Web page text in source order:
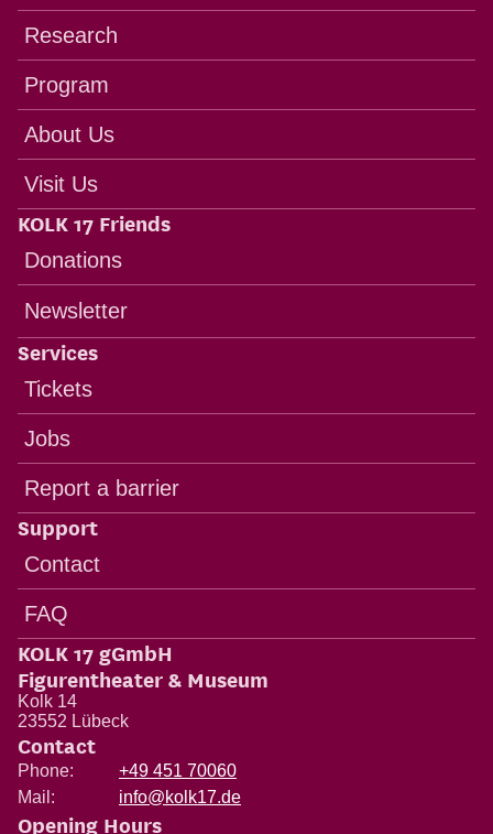
Research
Program
About Us
Visit Us
KOLK 17 Friends
Donations
Newsletter
Services
Tickets
Jobs
Report a barrier
Support
Contact
FAQ
KOLK 17 gGmbH
Figurentheater & Museum
Kolk 14
23552 Lübeck
Contact
Phone:
+49 451 70060
Mail:
info@kolk17.de
Opening Hours